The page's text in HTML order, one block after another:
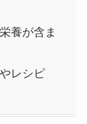
養が含ま
レシピ